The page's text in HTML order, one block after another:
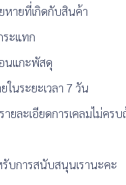
หายที่เกิดกับสินค้า
ระแทก
นแกะพัสดุ
ในระยะเวลา 7 วัน
ยละเอียดการเคลมไม่คร
บการสนับสนุนเรานะคะ